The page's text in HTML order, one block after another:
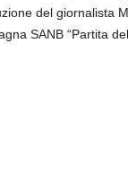
del giornalista
SANB “Partita